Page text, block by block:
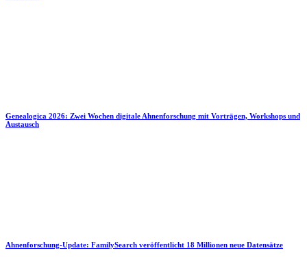
Genealogica 2026: Zwei Wochen digitale Ahnenforschung mit Vorträgen, Workshops und
Austausch
Ahnenforschung-Update: FamilySearch veröffentlicht 18 Millionen neue Datensätze